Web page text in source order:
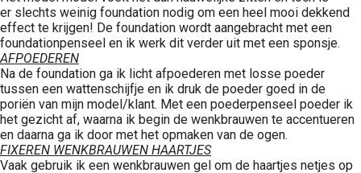
er slechts weinig foundation nodig om een heel mooi dekkend
effect te krijgen! De foundation wordt aangebracht met een
foundationpenseel en ik werk dit verder uit met een sponsje.
AFPOEDEREN
Na de foundation ga ik licht afpoederen met losse poeder
tussen een wattenschijfje en ik druk de poeder goed in de
poriën van mijn model/klant. Met een poederpenseel poeder ik
het gezicht af, waarna ik begin de wenkbrauwen te accentueren
en daarna ga ik door met het opmaken van de ogen.
FIXEREN WENKBRAUWEN HAARTJES
Vaak gebruik ik een wenkbrauwen gel om de haartjes netjes op